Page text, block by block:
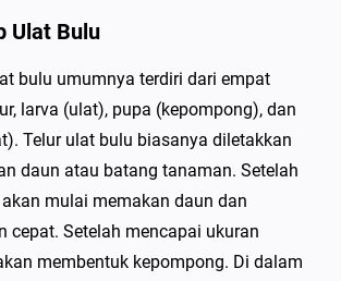
Ulat Bulu
bulu umumnya terdiri dari empat
larva (ulat), pupa (kepompong), dan
Telur ulat bulu biasanya diletakkan
daun atau batang tanaman. Setelah
mulai memakan daun dan
cepat. Setelah mencapai ukuran
membentuk kepompong. Di dalam